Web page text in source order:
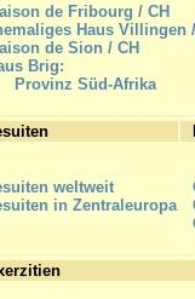
de Fribourg / CH
Haus Villingen
de Sion / CH
Brig:
Süd-Afrika
weltweit
in Zentraleuropa